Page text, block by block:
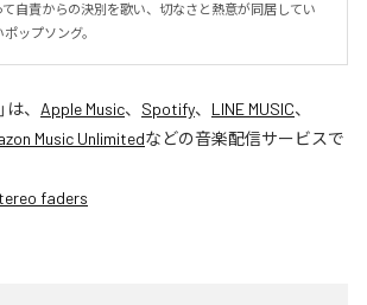
自責からの決別を歌い、切なさと熱意が同居してい
ップソング。
」は、 Apple Music、 Spotify、 LINE MUSIC、
Music Unlimitedなどの音楽配信サービスで
faders